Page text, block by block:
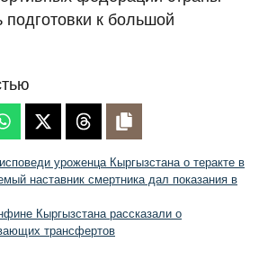
подготовки к большой
уроженца Кыргызстана о теракте в
наставник смертника дал показания в
Кыргызстана рассказали о
трансфертов